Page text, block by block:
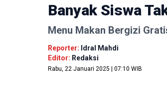
Banyak Siswa
Menu Makan Bergizi
Reporter: Idral Mahdi
Editor: Redaksi
Rabu, 22 Januari 2025 | 07:10 WIB